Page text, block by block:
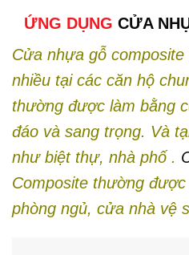
ỨNG DỤNG CỬA
Cửa nhựa gỗ
nhiều tại các căn hộ
thường được làm bằng
đáo và sang trọng. Và
như biệt thự, nhà phố .
Composite thường
phòng ngủ, cửa nhà vệ